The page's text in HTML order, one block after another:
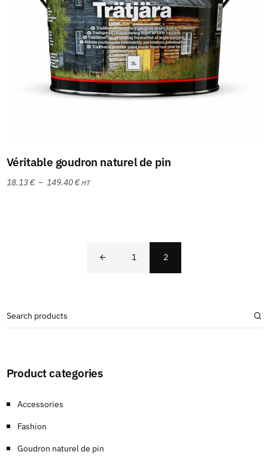
Choix des options
Véritable goudron naturel de pin
18.13€ – 149.40€ HT
1 2
Product categories
Accessories
Fashion
Goudron naturel de pin